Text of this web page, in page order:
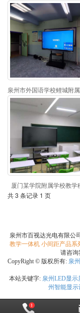
厦门某学院附属学校教学
共 3 条记录 1 页
泉州市百视达光电有限公
教学一体机 小间距产品系
请咨询
CopyRight © 版权所有: 泉
本站关键字: 泉州LED显示
州智能显示